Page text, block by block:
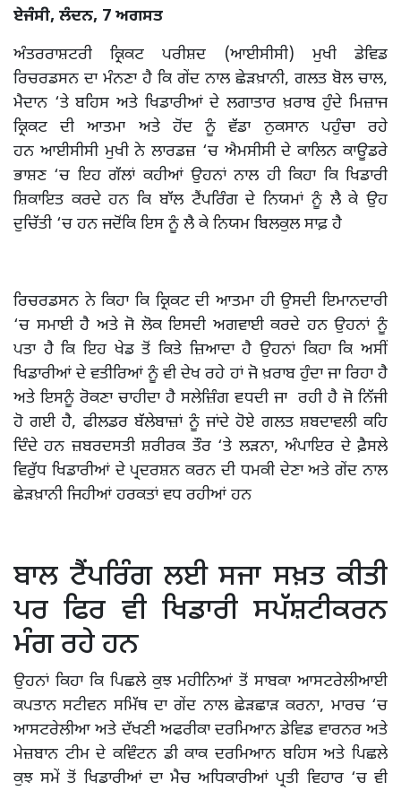
ਏਜੰਸੀ, ਲੰਦਨ, 7 ਅਗਸਤ
ਅੰਤਰਰਾਸ਼ਟਰੀ ਕ੍ਰਿਕਟ ਪਰੀਸ਼ਦ (ਆਈਸੀਸੀ) ਮੁਖੀ ਡੇਵਿਡ
ਰਿਚਰਡਸਨ ਦਾ ਮੰਨਣਾ ਹੈ ਕਿ ਗੇਂਦ ਨਾਲ ਛੇੜਖ਼ਾਨੀ, ਗਲਤ ਬੋਲ ਚਾਲ,
ਮੈਦਾਨ ‘ਤੇ ਬਹਿਸ ਅਤੇ ਖਿਡਾਰੀਆਂ ਦੇ ਲਗਾਤਾਰ ਖ਼ਰਾਬ ਹੁੰਦੇ ਮਿਜ਼ਾਜ
ਕ੍ਰਿਕਟ ਦੀ ਆਤਮਾ ਅਤੇ ਹੋਂਦ ਨੂੰ ਵੱਡਾ ਨੁਕਸਾਨ ਪਹੁੰਚਾ ਰਹੇ
ਹਨ ਆਈਸੀਸੀ ਮੁਖੀ ਨੇ ਲਾਰਡਜ਼ ‘ਚ ਐਮਸੀਸੀ ਦੇ ਕਾਲਿਨ ਕਾਊਡਰੇ
ਭਾਸ਼ਣ ‘ਚ ਇਹ ਗੱਲਾਂ ਕਹੀਆਂ ਉਹਨਾਂ ਨਾਲ ਹੀ ਕਿਹਾ ਕਿ ਖਿਡਾਰੀ
ਸ਼ਿਕਾਇਤ ਕਰਦੇ ਹਨ ਕਿ ਬਾੱਲ ਟੈਂਪਰਿੰਗ ਦੇ ਨਿਯਮਾਂ ਨੂੰ ਲੈ ਕੇ ਉਹ
ਦੁਚਿੱਤੀ ‘ਚ ਹਨ ਜਦੋਂਕਿ ਇਸ ਨੂੰ ਲੈ ਕੇ ਨਿਯਮ ਬਿਲਕੁਲ ਸਾਫ਼ ਹੈ
ਰਿਚਰਡਸਨ ਨੇ ਕਿਹਾ ਕਿ ਕ੍ਰਿਕਟ ਦੀ ਆਤਮਾ ਹੀ ਉਸਦੀ ਇਮਾਨਦਾਰੀ
‘ਚ ਸਮਾਈ ਹੈ ਅਤੇ ਜੋ ਲੋਕ ਇਸਦੀ ਅਗਵਾਈ ਕਰਦੇ ਹਨ ਉਹਨਾਂ ਨੂੰ
ਪਤਾ ਹੈ ਕਿ ਇਹ ਖੇਡ ਤੋਂ ਕਿਤੇ ਜ਼ਿਆਦਾ ਹੈ ਉਹਨਾਂ ਕਿਹਾ ਕਿ ਅਸੀਂ
ਖਿਡਾਰੀਆਂ ਦੇ ਵਤੀਰਿਆਂ ਨੂੰ ਵੀ ਦੇਖ ਰਹੇ ਹਾਂ ਜੋ ਖ਼ਰਾਬ ਹੁੰਦਾ ਜਾ ਰਿਹਾ ਹੈ
ਅਤੇ ਇਸਨੂੰ ਰੋਕਣਾ ਚਾਹੀਦਾ ਹੈ ਸਲੇਜ਼ਿੰਗ ਵਧਦੀ ਜਾ ਰਹੀ ਹੈ ਜੋ ਨਿੱਜੀ
ਹੋ ਗਈ ਹੈ, ਫੀਲਡਰ ਬੱਲੇਬਾਜ਼ਾਂ ਨੂੰ ਜਾਂਦੇ ਹੋਏ ਗਲਤ ਸ਼ਬਦਾਵਲੀ ਕਹਿ
ਦਿੰਦੇ ਹਨ ਜ਼ਬਰਦਸਤੀ ਸ਼ਰੀਰਕ ਤੌਰ ‘ਤੇ ਲੜਨਾ, ਅੰਪਾਇਰ ਦੇ ਫ਼ੈਸਲੇ
ਵਿਰੁੱਧ ਖਿਡਾਰੀਆਂ ਦੇ ਪ੍ਰਦਰਸ਼ਨ ਕਰਨ ਦੀ ਧਮਕੀ ਦੇਣਾ ਅਤੇ ਗੇਂਦ ਨਾਲ
ਛੇੜਖ਼ਾਨੀ ਜਿਹੀਆਂ ਹਰਕਤਾਂ ਵਧ ਰਹੀਆਂ ਹਨ
ਬਾਲ ਟੈਂਪਰਿੰਗ ਲਈ ਸਜਾ ਸਖ਼ਤ ਕੀਤੀ
ਪਰ ਫਿਰ ਵੀ ਖਿਡਾਰੀ ਸਪੱਸ਼ਟੀਕਰਨ
ਮੰਗ ਰਹੇ ਹਨ
ਉਹਨਾਂ ਕਿਹਾ ਕਿ ਪਿਛਲੇ ਕੁਝ ਮਹੀਨਿਆਂ ਤੋਂ ਸਾਬਕਾ ਆਸਟਰੇਲੀਆਈ
ਕਪਤਾਨ ਸਟੀਵਨ ਸਮਿੱਥ ਦਾ ਗੇਂਦ ਨਾਲ ਛੇੜਛਾੜ ਕਰਨਾ, ਮਾਰਚ ‘ਚ
ਆਸਟਰੇਲੀਆ ਅਤੇ ਦੱਖਣੀ ਅਫਰੀਕਾ ਦਰਮਿਆਨ ਡੇਵਿਡ ਵਾਰਨਰ ਅਤੇ
ਮੇਜ਼ਬਾਨ ਟੀਮ ਦੇ ਕਵਿੰਟਨ ਡੀ ਕਾਕ ਦਰਮਿਆਨ ਬਹਿਸ ਅਤੇ ਪਿਛਲੇ
ਕੁਝ ਸਮੇਂ ਤੋਂ ਖਿਡਾਰੀਆਂ ਦਾ ਮੈਚ ਅਧਿਕਾਰੀਆਂ ਪ੍ਰਤੀ ਵਿਹਾਰ ‘ਚ ਵੀ